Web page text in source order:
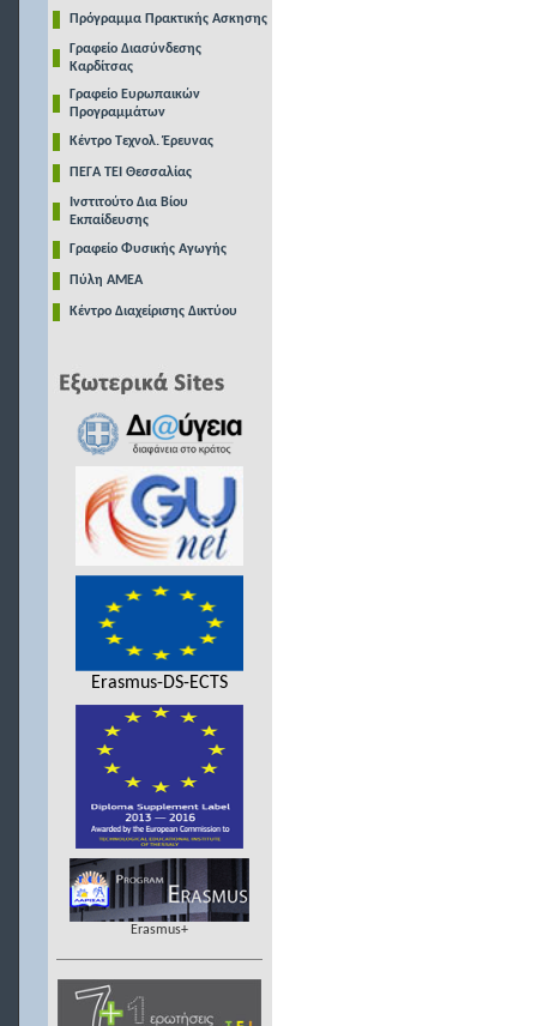
Πρόγραμμα Πρακτικής Ασκησης
Γραφείο Διασύνδεσης
Καρδίτσας
Γραφείο Ευρωπαικών
Προγραμμάτων
Κέντρο Τεχνολ. Έρευνας
ΠΕΓΑ ΤΕΙ Θεσσαλίας
Ινστιτούτο Δια Βίου
Εκπαίδευσης
Γραφείο Φυσικής Αγωγής
Πύλη ΑΜΕΑ
Κέντρο Διαχείρισης Δικτύου
Erasmus-DS-ECTS
Erasmus+